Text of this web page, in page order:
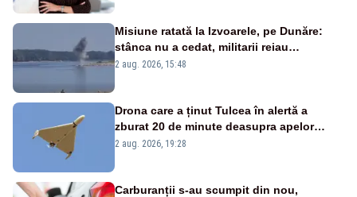
Misiune ratată la Izvoarele, pe Dunăre:
stânca nu a cedat, militarii reiau
detonările luni – VIDEO
2 aug. 2026, 15:48
Drona care a ținut Tulcea în alertă a
zburat 20 de minute deasupra apelor
României. Au fost ridicate două F-16
2 aug. 2026, 19:28
Carburanții s-au scumpit din nou,